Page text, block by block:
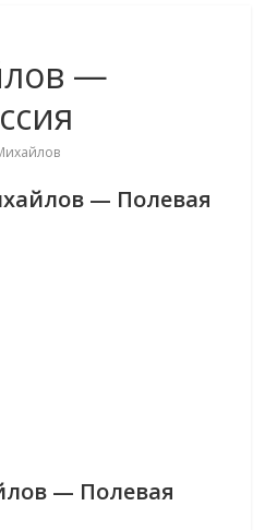
—
— Полевая
— Полевая